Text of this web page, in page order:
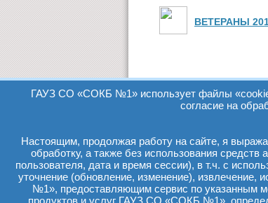
ВЕТЕРАНЫ
ГАУЗ СО «СОКБ №1» использует файлы
согласие на
Настоящим, продолжая работу на сайте, я
обработку, а также без использования
пользователя, дата и время сессии), в т.ч. с
уточнение (обновление, изменение),
№1», предоставляющим сервис по указанным
продуктов и услуг ГАУЗ СО «СОКБ №1»,